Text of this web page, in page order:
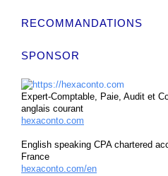
RECOMMANDATIONS
SPONSOR
Expert-Comptable, Paie, Audit et
anglais courant
hexaconto.com
English speaking CPA chartered
France
hexaconto.com/en